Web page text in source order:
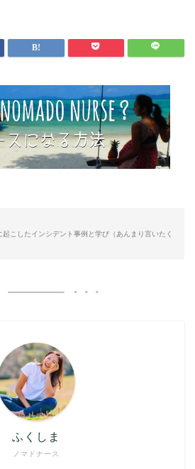
こしたインシデント事例と学び（あんまり言いたく
ノマドナース
ふくしま